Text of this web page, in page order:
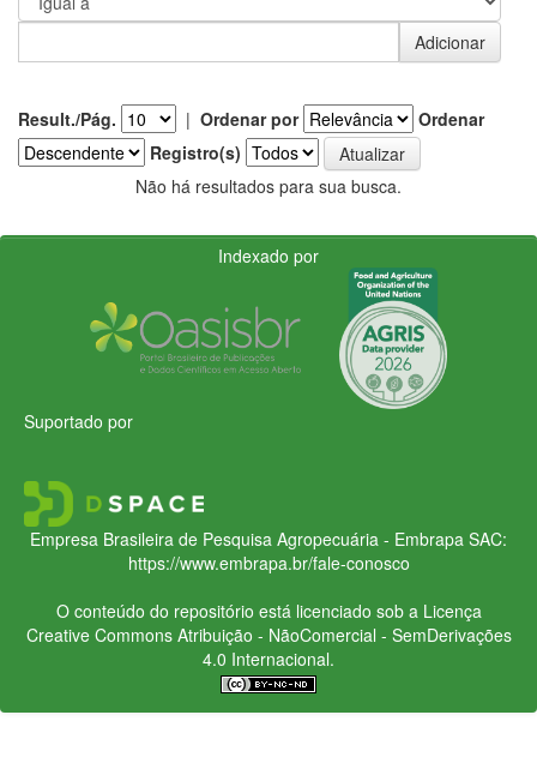
Result./Pág. | Ordenar por
Ordenar
Registro(s)
Não há resultados para sua busca.
Indexado por
Suportado por
Empresa Brasileira de Pesquisa Agropecuária - Embrapa SAC:
https://www.embrapa.br/fale-conosco
O conteúdo do repositório está licenciado sob a Licença
Creative CommonsAtribuição - NãoComercial - SemDerivações
4.0 Internacional.